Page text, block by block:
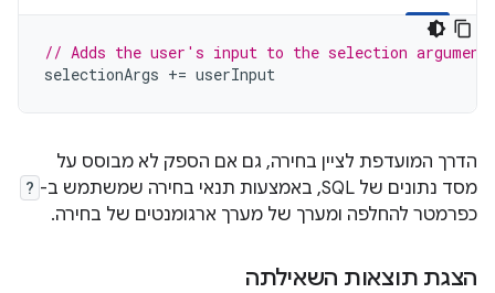
// Adds the user's input to the selection argument
selectionArgs += userInput
הדרך המועדפת לציין בחירה, גם אם הספק לא מבוסס על
מסד נתונים של SQL, באמצעות תנאי בחירה שמשתמש ב-
?
כפרמטר להחלפה ומערך של מערך ארגומנטים של בחירה.
הצגת תוצאות השאילתה